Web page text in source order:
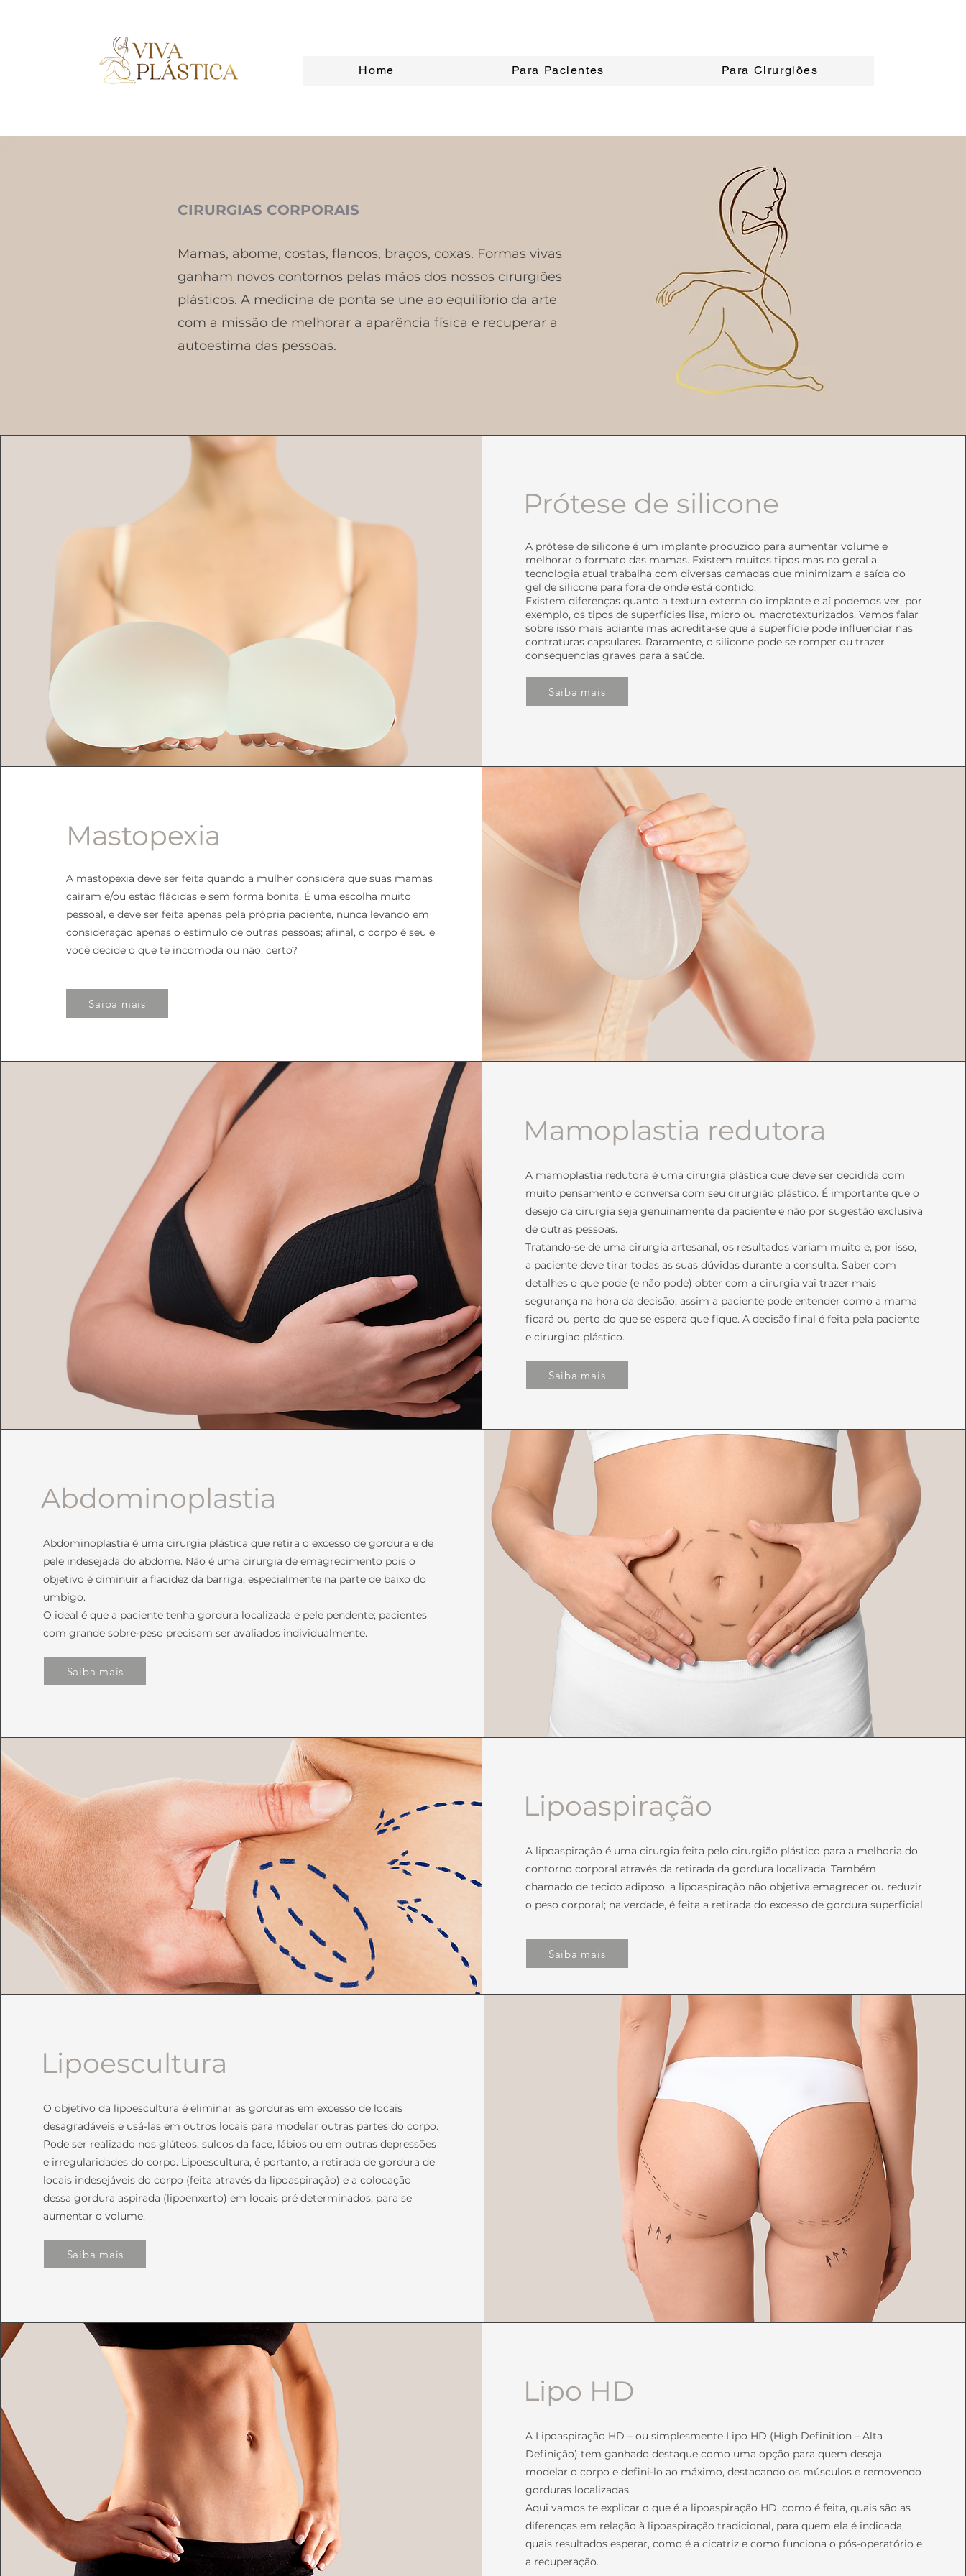
Home Para Pacientes Para Cirurgiões
CIRURGIAS CORPORAIS
Mamas, abome, costas, flancos, braços, coxas. Formas vivas
ganham novos contornos pelas mãos dos nossos cirurgiões
plásticos. A medicina de ponta se une ao equilíbrio da arte
com a missão de melhorar a aparência física e recuperar a
autoestima das pessoas.
Prótese de silicone
A prótese de silicone é um implante produzido para aumentar volume e
melhorar o formato das mamas. Existem muitos tipos mas no geral a
tecnologia atual trabalha com diversas camadas que minimizam a saída do
gel de silicone para fora de onde está contido.
Existem diferenças quanto a textura externa do implante e aí podemos ver, por
exemplo, os tipos de superfícies lisa, micro ou macrotexturizados. Vamos falar
sobre isso mais adiante mas acredita-se que a superfície pode influenciar nas
contraturas capsulares. Raramente, o silicone pode se romper ou trazer
consequencias graves para a saúde.
Saiba mais
Mastopexia
A mastopexia deve ser feita quando a mulher considera que suas mamas
caíram e/ou estão flácidas e sem forma bonita. É uma escolha muito
pessoal, e deve ser feita apenas pela própria paciente, nunca levando em
consideração apenas o estímulo de outras pessoas; afinal, o corpo é seu e
você decide o que te incomoda ou não, certo?
Saiba mais
Mamoplastia redutora
A mamoplastia redutora é uma cirurgia plástica que deve ser decidida com
muito pensamento e conversa com seu cirurgião plástico. É importante que o
desejo da cirurgia seja genuinamente da paciente e não por sugestão exclusiva
de outras pessoas.
Tratando-se de uma cirurgia artesanal, os resultados variam muito e, por isso,
a paciente deve tirar todas as suas dúvidas durante a consulta. Saber com
detalhes o que pode (e não pode) obter com a cirurgia vai trazer mais
segurança na hora da decisão; assim a paciente pode entender como a mama
ficará ou perto do que se espera que fique. A decisão final é feita pela paciente
e cirurgiao plástico.
Saiba mais
Abdominoplastia
Abdominoplastia é uma cirurgia plástica que retira o excesso de gordura e de
pele indesejada do abdome. Não é uma cirurgia de emagrecimento pois o
objetivo é diminuir a flacidez da barriga, especialmente na parte de baixo do
umbigo.
O ideal é que a paciente tenha gordura localizada e pele pendente; pacientes
com grande sobre-peso precisam ser avaliados individualmente.
Saiba mais
Lipoaspiração
A lipoaspiração é uma cirurgia feita pelo cirurgião plástico para a melhoria do
contorno corporal através da retirada da gordura localizada. Também
chamado de tecido adiposo, a lipoaspiração não objetiva emagrecer ou reduzir
o peso corporal; na verdade, é feita a retirada do excesso de gordura superficial
Saiba mais
Lipoescultura
O objetivo da lipoescultura é eliminar as gorduras em excesso de locais
desagradáveis e usá-las em outros locais para modelar outras partes do corpo.
Pode ser realizado nos glúteos, sulcos da face, lábios ou em outras depressões
e irregularidades do corpo. Lipoescultura, é portanto, a retirada de gordura de
locais indesejáveis do corpo (feita através da lipoaspiração) e a colocação
dessa gordura aspirada (lipoenxerto) em locais pré determinados, para se
aumentar o volume.
Saiba mais
Lipo HD
A Lipoaspiração HD – ou simplesmente Lipo HD (High Definition – Alta
Definição) tem ganhado destaque como uma opção para quem deseja
modelar o corpo e defini-lo ao máximo, destacando os músculos e removendo
gorduras localizadas.
Aqui vamos te explicar o que é a lipoaspiração HD, como é feita, quais são as
diferenças em relação à lipoaspiração tradicional, para quem ela é indicada,
quais resultados esperar, como é a cicatriz e como funciona o pós-operatório e
a recuperação.